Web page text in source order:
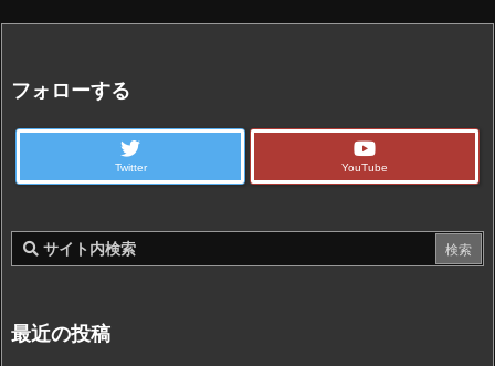
フォローする
Twitter YouTube
最近の投稿